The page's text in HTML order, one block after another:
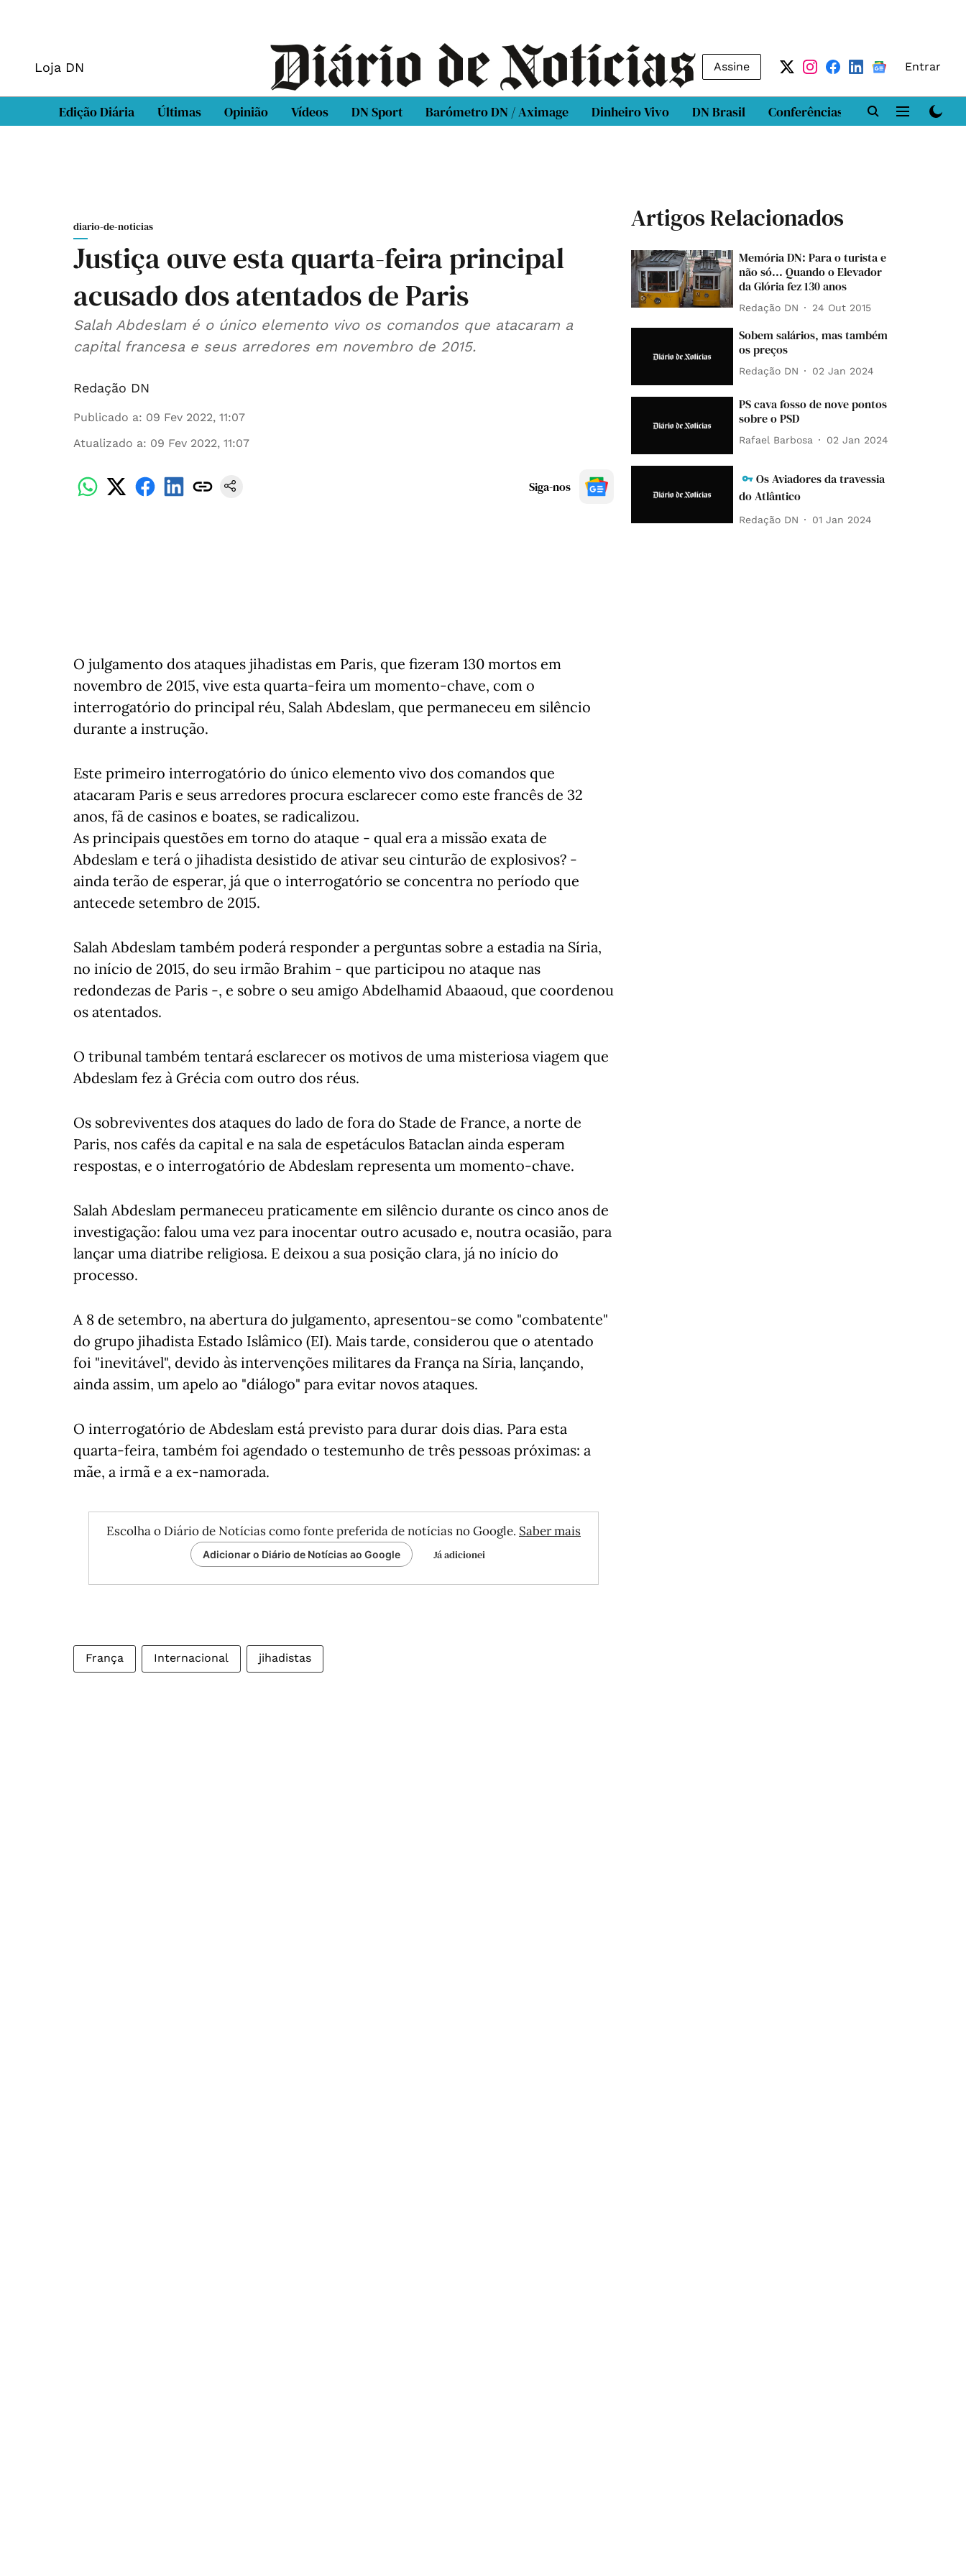
Loja DN Assine Entrar
Edição Diária Últimas Opinião Vídeos DN Sport Barómetro DN / Aximage Dinheiro Vivo DN Brasil Conferências DN LAB
diario-de-noticias
Justiça ouve esta quarta-feira principal
acusado dos atentados de Paris
Salah Abdeslam é o único elemento vivo os comandos que atacaram a
capital francesa e seus arredores em novembro de 2015.
Redação DN
Publicado a: 09 Fev 2022, 11:07
Atualizado a: 09 Fev 2022, 11:07
Siga-nos
O julgamento dos ataques jihadistas em Paris, que fizeram 130 mortos em
novembro de 2015, vive esta quarta-feira um momento-chave, com o
interrogatório do principal réu, Salah Abdeslam, que permaneceu em silêncio
durante a instrução.
Este primeiro interrogatório do único elemento vivo dos comandos que
atacaram Paris e seus arredores procura esclarecer como este francês de 32
anos, fã de casinos e boates, se radicalizou.
As principais questões em torno do ataque - qual era a missão exata de
Abdeslam e terá o jihadista desistido de ativar seu cinturão de explosivos? -
ainda terão de esperar, já que o interrogatório se concentra no período que
antecede setembro de 2015.
Salah Abdeslam também poderá responder a perguntas sobre a estadia na Síria,
no início de 2015, do seu irmão Brahim - que participou no ataque nas
redondezas de Paris -, e sobre o seu amigo Abdelhamid Abaaoud, que coordenou
os atentados.
O tribunal também tentará esclarecer os motivos de uma misteriosa viagem que
Abdeslam fez à Grécia com outro dos réus.
Os sobreviventes dos ataques do lado de fora do Stade de France, a norte de
Paris, nos cafés da capital e na sala de espetáculos Bataclan ainda esperam
respostas, e o interrogatório de Abdeslam representa um momento-chave.
Salah Abdeslam permaneceu praticamente em silêncio durante os cinco anos de
investigação: falou uma vez para inocentar outro acusado e, noutra ocasião, para
lançar uma diatribe religiosa. E deixou a sua posição clara, já no início do
processo.
A 8 de setembro, na abertura do julgamento, apresentou-se como "combatente"
do grupo jihadista Estado Islâmico (EI). Mais tarde, considerou que o atentado
foi "inevitável", devido às intervenções militares da França na Síria, lançando,
ainda assim, um apelo ao "diálogo" para evitar novos ataques.
O interrogatório de Abdeslam está previsto para durar dois dias. Para esta
quarta-feira, também foi agendado o testemunho de três pessoas próximas: a
mãe, a irmã e a ex-namorada.
Escolha o Diário de Notícias como fonte preferida de notícias no Google. Saber mais
Adicionar o Diário de Notícias ao Google Já adicionei
França Internacional jihadistas
Artigos Relacionados
Memória DN: Para o turista e
não só... Quando o Elevador
da Glória fez 130 anos
Redação DN 24 Out 2015
Sobem salários, mas também
os preços
Redação DN 02 Jan 2024
PS cava fosso de nove pontos
sobre o PSD
Rafael Barbosa 02 Jan 2024
Os Aviadores da travessia
do Atlântico
Redação DN 01 Jan 2024